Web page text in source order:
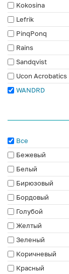
Kokosina
Lefrik
PinqPonq
Rains
Sandqvist
Ucon Acrobatics
WANDRD
Все
Бежевый
Белый
Бирюзовый
Бордовый
Голубой
Желтый
Зеленый
Коричневый
Красный